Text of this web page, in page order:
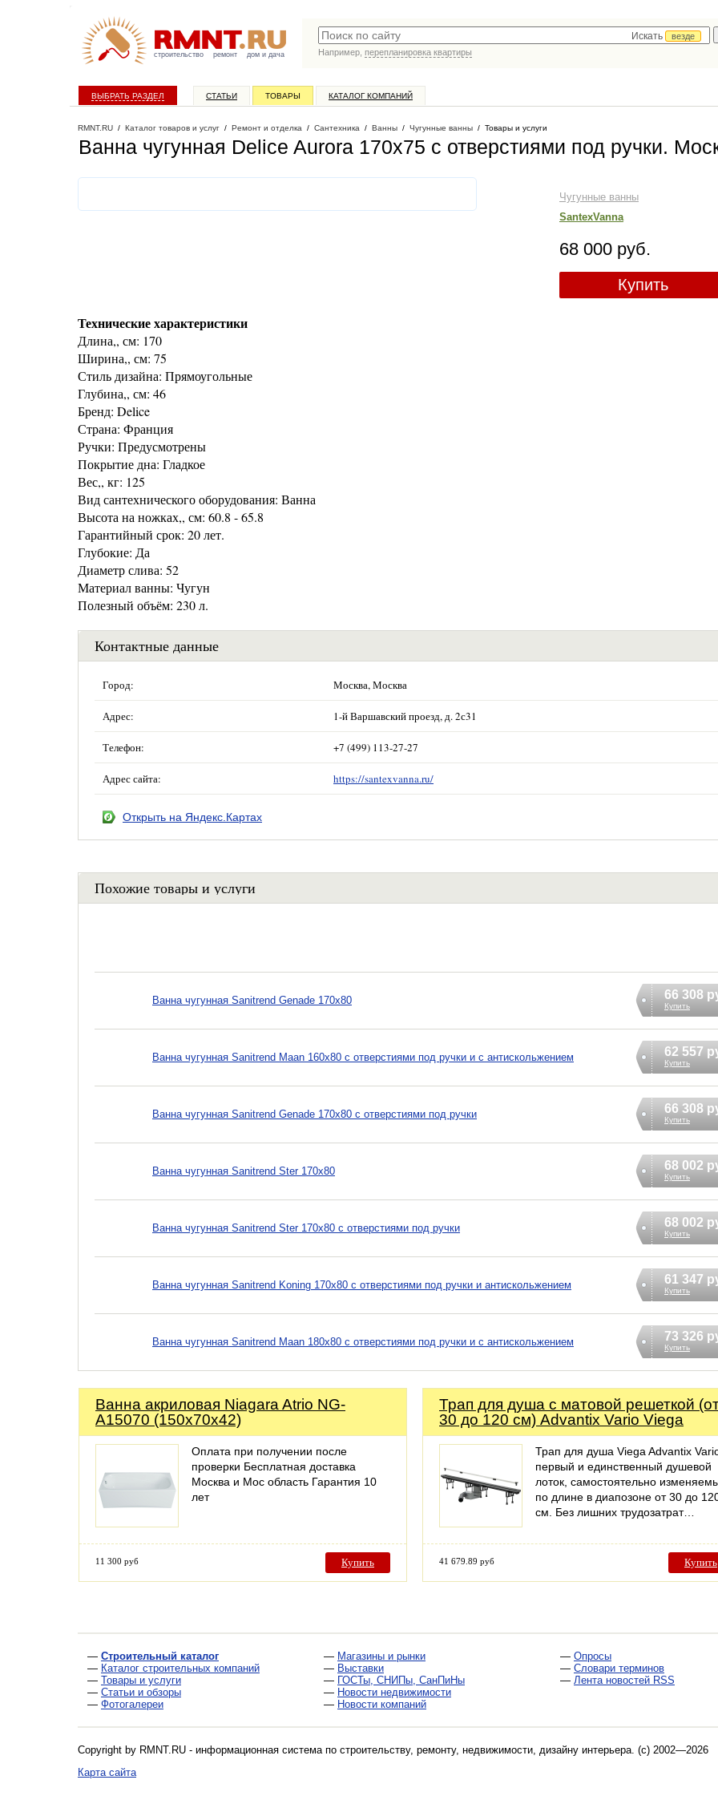
строительство ремонт дом и дача
Искать
везде
Например, перепланировка квартиры
ВЫБРАТЬ РАЗДЕЛ СТАТЬИ ТОВАРЫ КАТАЛОГ КОМПАНИЙ
RMNT.RU / Каталог товаров и услуг / Ремонт и отделка / Сантехника / Ванны / Чугунные ванны / Товары и услуги
Ванна чугунная Delice Aurora 170x75 с отверстиями под ручки.
Чугунные ванны
SantexVanna
68 000 руб.
Купить
Технические характеристики
Длина,, см: 170
Ширина,, см: 75
Стиль дизайна: Прямоугольные
Глубина,, см: 46
Бренд: Delice
Страна: Франция
Ручки: Предусмотрены
Покрытие дна: Гладкое
Вес,, кг: 125
Вид сантехнического оборудования: Ванна
Высота на ножках,, см: 60.8 - 65.8
Гарантийный срок: 20 лет.
Глубокие: Да
Диаметр слива: 52
Материал ванны: Чугун
Полезный объём: 230 л.
Контактные данные
Город: Москва, Москва
Адрес: 1-й Варшавский проезд, д. 2с31
Телефон: +7 (499) 113-27-27
Адрес сайта: https://santexvanna.ru/
Открыть на Яндекс.Картах
Похожие товары и услуги
Ванна чугунная Sanitrend Genade 170х80 66 308
Купить
Ванна чугунная Sanitrend Maan 160х80 с отверстиями под ручки и с антискольжением 62 557
Купить
Ванна чугунная Sanitrend Genade 170х80 с отверстиями под ручки 66 308
Купить
Ванна чугунная Sanitrend Ster 170х80 68 002
Купить
Ванна чугунная Sanitrend Ster 170х80 с отверстиями под ручки 68 002
Купить
Ванна чугунная Sanitrend Koning 170х80 с отверстиями под ручки и антискольжением 61 347
Купить
Ванна чугунная Sanitrend Maan 180х80 с отверстиями под ручки и с антискольжением 73 326
Купить
Ванна акриловая Niagara Atrio NG-
A15070 (150х70х42)
Оплата при получении после
проверки Бесплатная доставка
Москва и Мос область Гарантия 10
лет
11 300 руб Купить
Трап для душа с матовой решеткой
30 до 120 см) Advantix Vario Viega
Трап для душа Viega Advantix
первый и единственный душевой
лоток, самостоятельно
по длине в диапозоне от 30 до
см. Без лишних трудозатрат…
41 679.89 руб Купить
— Строительный каталог
— Каталог строительных компаний
— Товары и услуги
— Статьи и обзоры
— Фотогалереи
— Магазины и рынки
— Выставки
— ГОСТы, СНИПы, СанПиНы
— Новости недвижимости
— Новости компаний
— Опросы
— Словари терминов
— Лента новостей RSS
Copyright by RMNT.RU - информационная система по строительству, ремонту, недвижимости, дизайну интерьера . (c) 2002—2026
Карта сайта